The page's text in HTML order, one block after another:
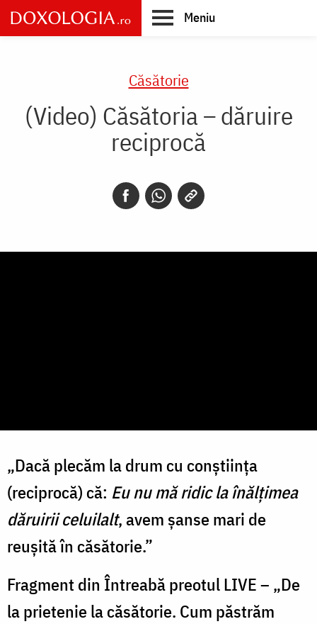
Skip
to
main
Meniu
Căsătorie
(Video) Căsătoria – dăruire
reciprocă
„Dacă plecăm la drum cu conștiința
(reciprocă) că: Eu nu mă ridic la înălțimea
dăruirii celuilalt, avem șanse mari de
reușită în căsătorie.”
Fragment din Întreabă preotul LIVE – „De
la prietenie la căsătorie. Cum păstrăm